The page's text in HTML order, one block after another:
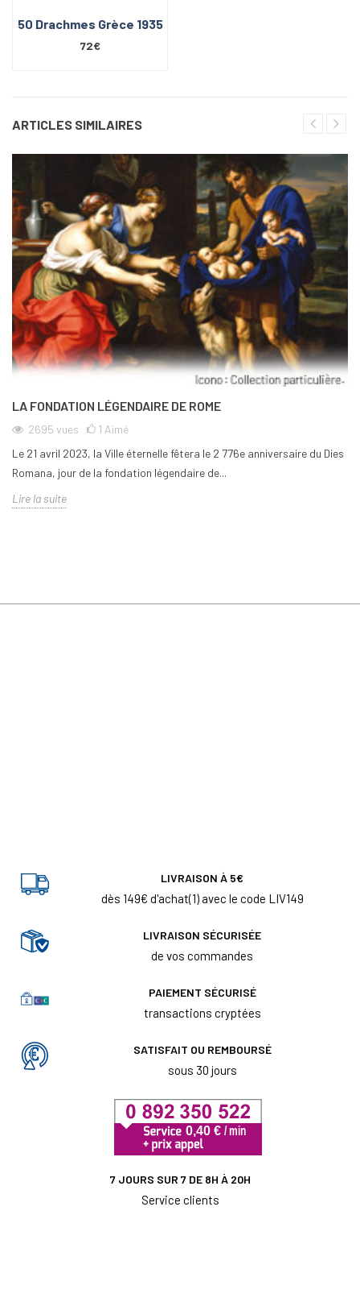
50 Drachmes Grèce 1935
72€
ARTICLES SIMILAIRES
LA FONDATION LÉGENDAIRE DE ROME
2695 vues 1 Aimé
Le 21 avril 2023, la Ville éternelle fêtera le 2 776e anniversaire du Dies
Romana, jour de la fondation légendaire de...
Lire la suite
LIVRAISON À 5€
dès 149€ d'achat(1) avec le code LIV149
LIVRAISON SÉCURISÉE
de vos commandes
PAIEMENT SÉCURISÉ
transactions cryptées
SATISFAIT OU REMBOURSÉ
sous 30 jours
7 JOURS SUR 7 DE 8H À 20H
Service clients